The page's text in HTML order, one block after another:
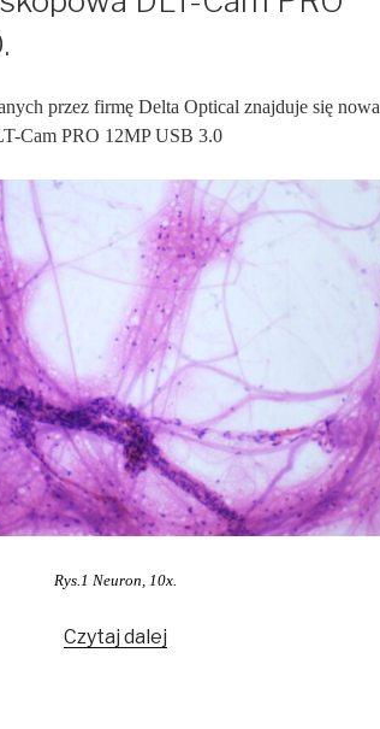
przez firmę Delta Optical znajduje się nowa
Cam PRO 12MP USB 3.0
Rys.1 Neuron, 10x.
Czytaj dalejKamera